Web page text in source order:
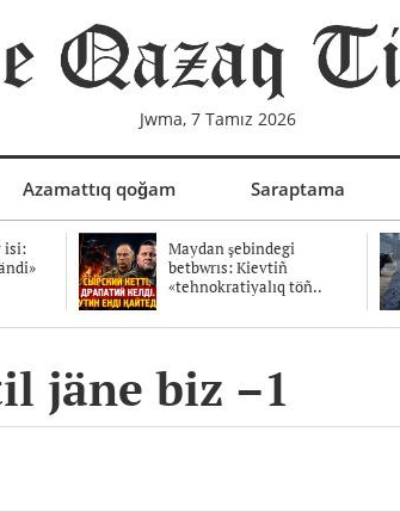
Jwma, 7 Tamız 2026
Azamattıq qoğam Saraptama
isi:
Maydan şebindegi
betbwrıs: Kievtiñ
«tehnokratiyalıq töñ..
jäne biz –1